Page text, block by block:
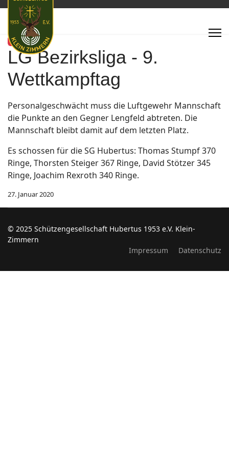
Featured
LG Bezirksliga - 9.
Wettkampftag
Personalgeschwächt muss die Luftgewehr Mannschaft
die Punkte an den Gegner Lengfeld abtreten. Die
Mannschaft bleibt damit auf dem letzten Platz.
Es schossen für die SG Hubertus: Thomas Stumpf 370
Ringe, Thorsten Steiger 367 Ringe, David Stötzer 345
Ringe, Joachim Rexroth 340 Ringe.
27. Januar 2020
© 2025 Schützengesellschaft Hubertus 1953 e.V. Klein-
Zimmern
Impressum
Datenschutz